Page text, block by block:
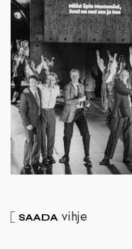
SAADA vihje